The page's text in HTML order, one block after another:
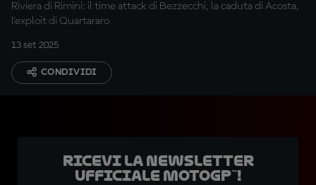
Riviera di Rimini: il time attack di Bezzecchi, la caduta di Acosta,
l'exploit di Quartararo
13 set 2025
CONDIVIDI
Ricevi la newsletter
ufficiale MotoGP™!